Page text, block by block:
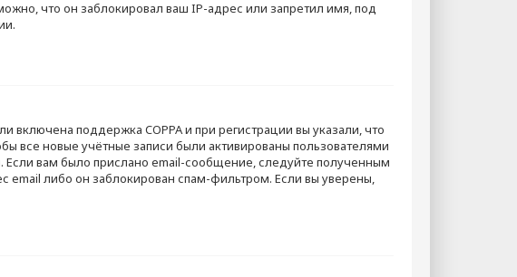
что он заблокировал ваш IP-адрес или запретил имя, под
включена поддержка COPPA и при регистрации вы указали, что
все новые учётные записи были активированы пользователями
вам было прислано email-сообщение, следуйте полученным
email либо он заблокирован спам-фильтром. Если вы уверены,